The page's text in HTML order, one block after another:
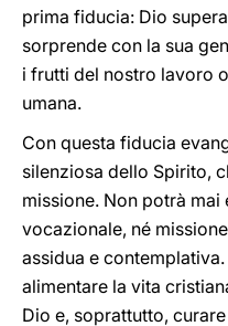
prima fiducia: Dio
sorprende con la sua
i frutti del nostro lavoro
umana.
Con questa fiducia
silenziosa dello Spirito,
missione. Non potrà mai
vocazionale, né
assidua e
alimentare la vita
Dio e, soprattutto,